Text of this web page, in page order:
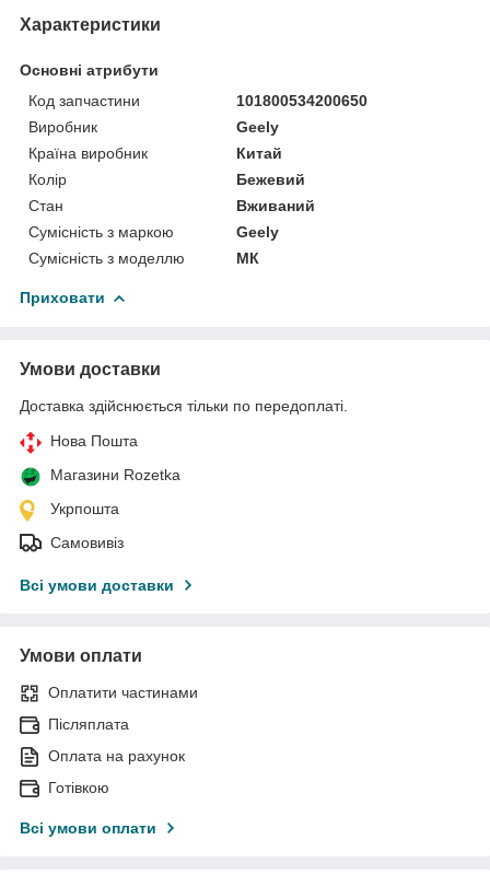
Характеристики
Основні атрибути
Код запчастини
101800534200650
Виробник
Geely
Країна виробник
Китай
Колір
Бежевий
Стан
Вживаний
Сумісність з маркою
Geely
Сумісність з моделлю
МК
Приховати
Умови доставки
Доставка здійснюється тільки по передоплаті.
Нова Пошта
Магазини Rozetka
Укрпошта
Самовивіз
Всі умови доставки
Умови оплати
Оплатити частинами
Післяплата
Оплата на рахунок
Готівкою
Всі умови оплати